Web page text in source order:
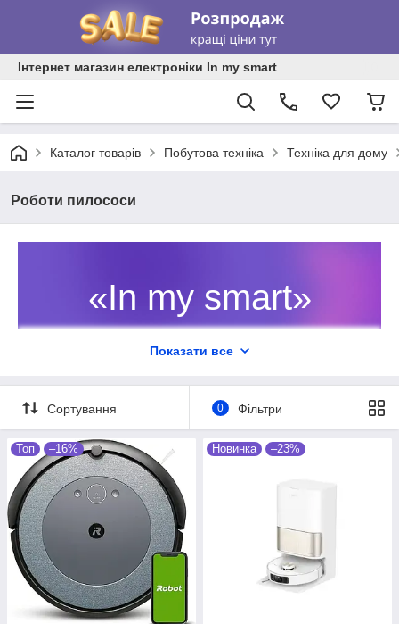
Інтернет магазин електроніки In my smart
Каталог товарів Побутова техніка Техніка для дому
Роботи пилососи
«In my smart»
Роботи-пилососи від понад 10
замовлення в інтернет-магазині In
my smart.
Відправлення техніки здійснюється
щодня в усі міста країни Новою поштою.
Перейти до вибору!
Показати все
Сортування 0 Фільтри
Топ –16% Новинка –23%